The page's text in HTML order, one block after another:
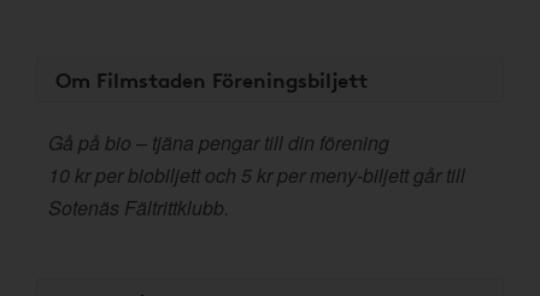
Om Filmstaden Föreningsbiljett
Gå på bio – tjäna pengar till din förening
10 kr per biobiljett och 5 kr per meny-biljett går till
Sotenäs Fältrittklubb.